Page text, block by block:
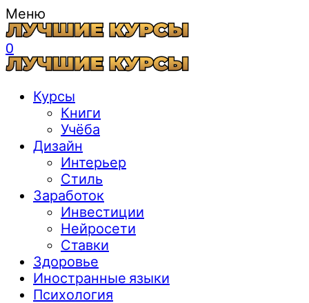
Меню
0
Курсы
Книги
Учёба
Дизайн
Интерьер
Стиль
Заработок
Инвестиции
Нейросети
Ставки
Здоровье
Иностранные языки
Психология